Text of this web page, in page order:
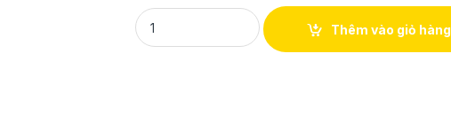
BÁNH TRÁNG NHÚNG HÒA ĐA (40 cái/ gói) quantity
Thêm vào giỏ hàng